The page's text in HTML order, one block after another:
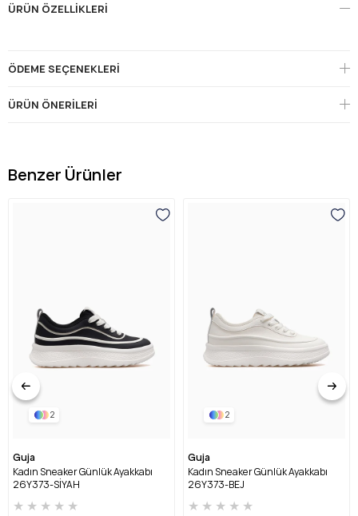
ÜRÜN ÖZELLIKLERI
ÖDEME SEÇENEKLERI
ÜRÜN ÖNERILERI
Benzer Ürünler
2
Guja
Kadın Sneaker Günlük Ayakkabı
26Y373-SİYAH
★ ★ ★ ★ ★
2
Guja
Kadın Sneaker Günlük Ayakkabı
26Y373-BEJ
★ ★ ★ ★ ★